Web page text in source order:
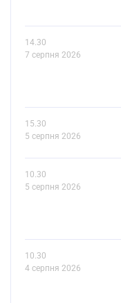
14.30
7 серпня 2026
15.30
5 серпня 2026
10.30
5 серпня 2026
10.30
4 серпня 2026